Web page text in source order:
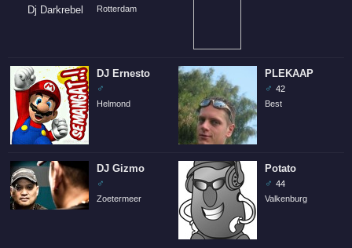
Rotterdam
DJ Ernesto
♂
Helmond
DJ Gizmo
♂
Zoetermeer
PLEKAAP
♂ 42
Best
Potato
♂ 44
Valkenburg